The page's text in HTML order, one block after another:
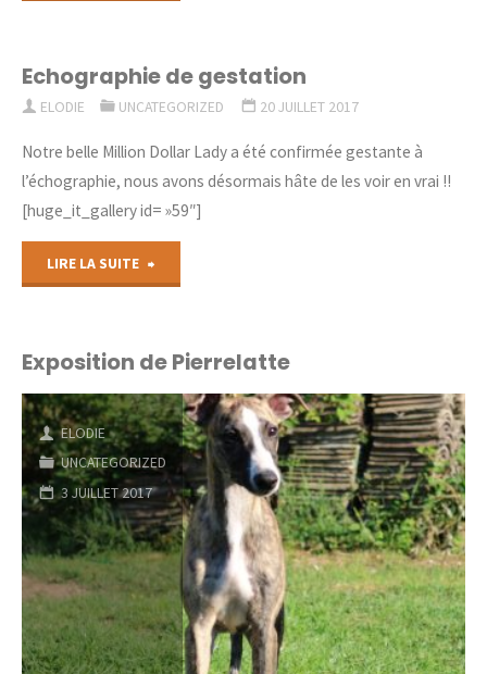
Ales"
Echographie de gestation
ELODIE UNCATEGORIZED 20 JUILLET 2017
Notre belle Million Dollar Lady a été confirmée gestante à
l’échographie, nous avons désormais hâte de les voir en vrai !!
[huge_it_gallery id= »59″]
LIRE LA SUITE
gestation"
Exposition de Pierrelatte
ELODIE
UNCATEGORIZED
3 JUILLET 2017